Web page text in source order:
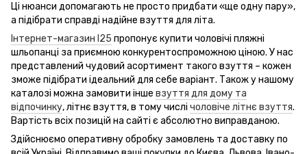
Ці нюанси допомагають не просто придбати «ще одну пару»,
а підібрати справді надійне взуття для літа.
Інтернет-магазин I25 пропонує купити чоловічі пляжні
шльопанці за приємною конкурентоспроможною ціною. У нас
представлений чудовий асортимент такого взуття – кожен
зможе підібрати ідеальний для себе варіант. Також у нашому
каталозі можна замовити інше взуття для дому та
відпочинку, літнє взуття, в тому числі чоловіче літнє взуття.
Вартість всіх позицій на сайті є абсолютно виправданою.
Здійснюємо оперативну обробку замовлень та доставку по